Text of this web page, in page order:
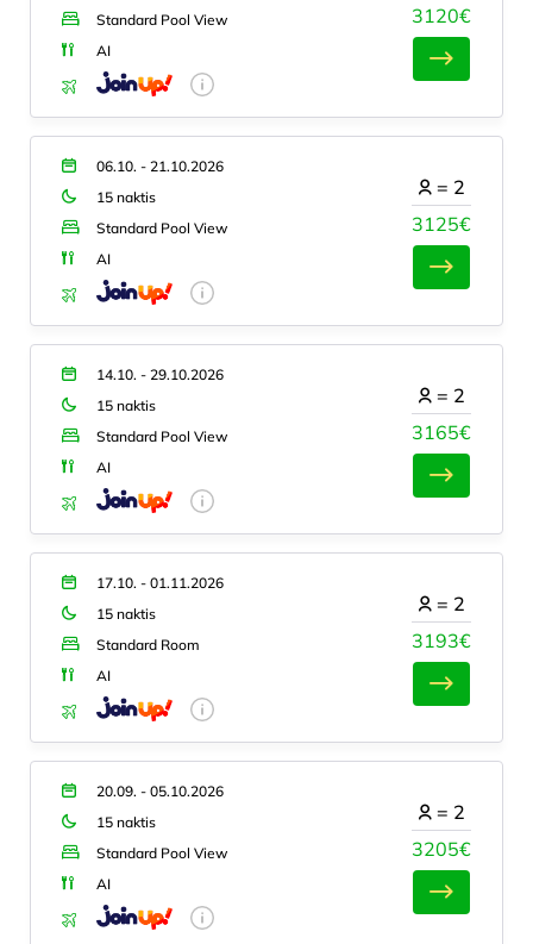
Standard Pool View
AI
3120€
06.10. - 21.10.2026
15 naktis
Standard Pool View
AI
3125€
= 2
14.10. - 29.10.2026
15 naktis
Standard Pool View
AI
3165€
= 2
17.10. - 01.11.2026
15 naktis
Standard Room
AI
3193€
= 2
20.09. - 05.10.2026
15 naktis
Standard Pool View
AI
3205€
= 2